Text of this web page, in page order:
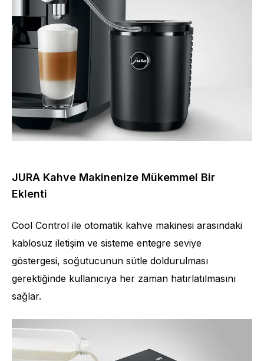
JURA Kahve Makinenize Mükemmel Bir
Eklenti
Cool Control ile otomatik kahve makinesi arasındaki
kablosuz iletişim ve sisteme entegre seviye
göstergesi, soğutucunun sütle doldurulması
gerektiğinde kullanıcıya her zaman hatırlatılmasını
sağlar.